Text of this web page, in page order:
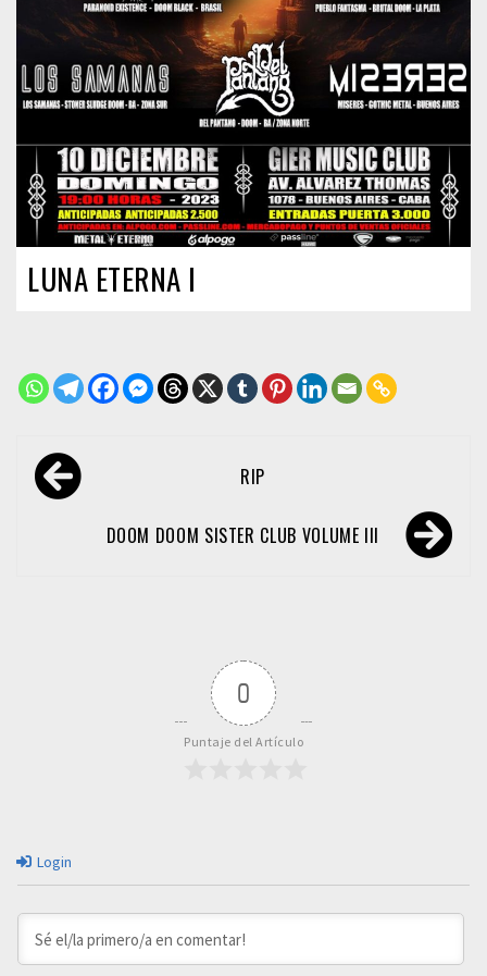
LUNA ETERNA I
Navegación
de
entradas
RIP
DOOM DOOM SISTER CLUB VOLUME III
0
Puntaje del Artículo
Login